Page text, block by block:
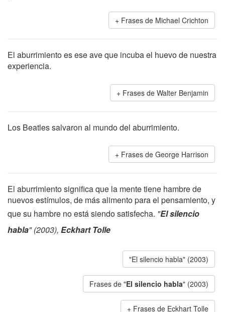
Frases de Michael Crichton
El aburrimiento es ese ave que incuba el huevo de nuestra
experiencia.
Frases de Walter Benjamin
Los Beatles salvaron al mundo del aburrimiento.
Frases de George Harrison
El aburrimiento significa que la mente tiene hambre de
nuevos estímulos, de más alimento para el pensamiento, y
que su hambre no está siendo satisfecha. "El silencio
habla" (2003), Eckhart Tolle
"El silencio habla" (2003)
Frases de "El silencio habla" (2003)
Frases de Eckhart Tolle